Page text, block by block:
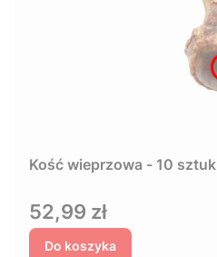
Kość wieprzowa - 10 sztuk
Cena
52,99 zł
Do koszyka